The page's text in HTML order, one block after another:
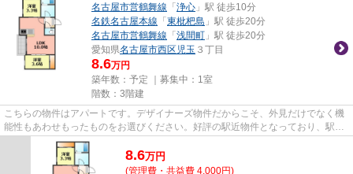
名古屋市営鶴舞線 「 浄心 」駅 徒歩10分
名鉄名古屋本線 「 東枇杷島 」駅 徒歩20分
名古屋市営鶴舞線 「 浅間町 」駅 徒歩20分
愛知県名古屋市西区 児玉 ３丁目
8.6万円
築年数：予定 ｜募集中： 1室
階数：3階建
こちらの物件はアパートです。デザイナーズ物件だからこそ、外見だけでなく機
能性もあわせもったものをお選びください。好評の駅近物件となっており、駅よ
り徒歩10分に立地しています...
8.6万円
(管理費・共益費 4,000円)